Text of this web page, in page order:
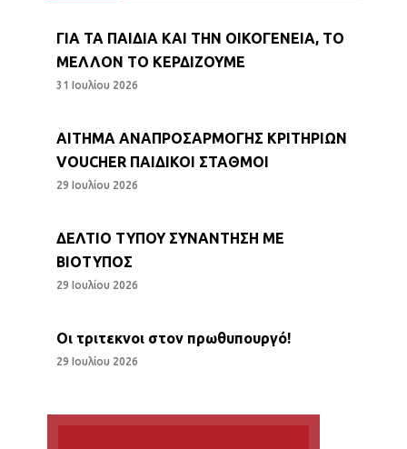
ΓΙΑ ΤΑ ΠΑΙΔΙΑ ΚΑΙ ΤΗΝ ΟΙΚΟΓΕΝΕΙΑ, ΤΟ
ΜΕΛΛΟΝ ΤΟ ΚΕΡΔΙΖΟΥΜΕ
31 Ιουλίου 2026
ΑΙΤΗΜΑ ΑΝΑΠΡΟΣΑΡΜΟΓΗΣ ΚΡΙΤΗΡΙΩΝ
VOUCHER ΠΑΙΔΙΚΟΙ ΣΤΑΘΜΟΙ
29 Ιουλίου 2026
ΔΕΛΤΙΟ ΤΥΠΟΥ ΣΥΝΑΝΤΗΣΗ ΜΕ
ΒΙΟΤΥΠΟΣ
29 Ιουλίου 2026
Οι τριτεκνοι στον πρωθυπουργό!
29 Ιουλίου 2026